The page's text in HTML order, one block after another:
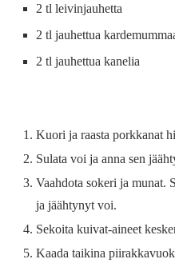
2 tl leivinjauhetta
2 tl jauhettua
2 tl jauhettua kanelia
Kuori ja raasta porkkanat
Sulata voi ja anna sen
Vaahdota sokeri ja munat.
ja jäähtynyt voi.
Sekoita kuivat-aineet
Kaada taikina